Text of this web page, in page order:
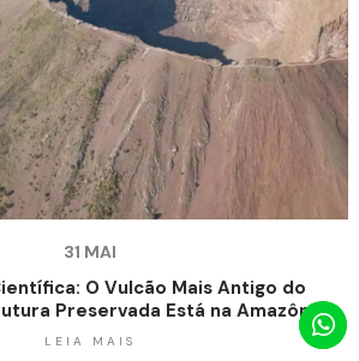
31 MAI
O Vulcão Mais Antigo do
Preservada Está na Amazônia
LEIA MAIS